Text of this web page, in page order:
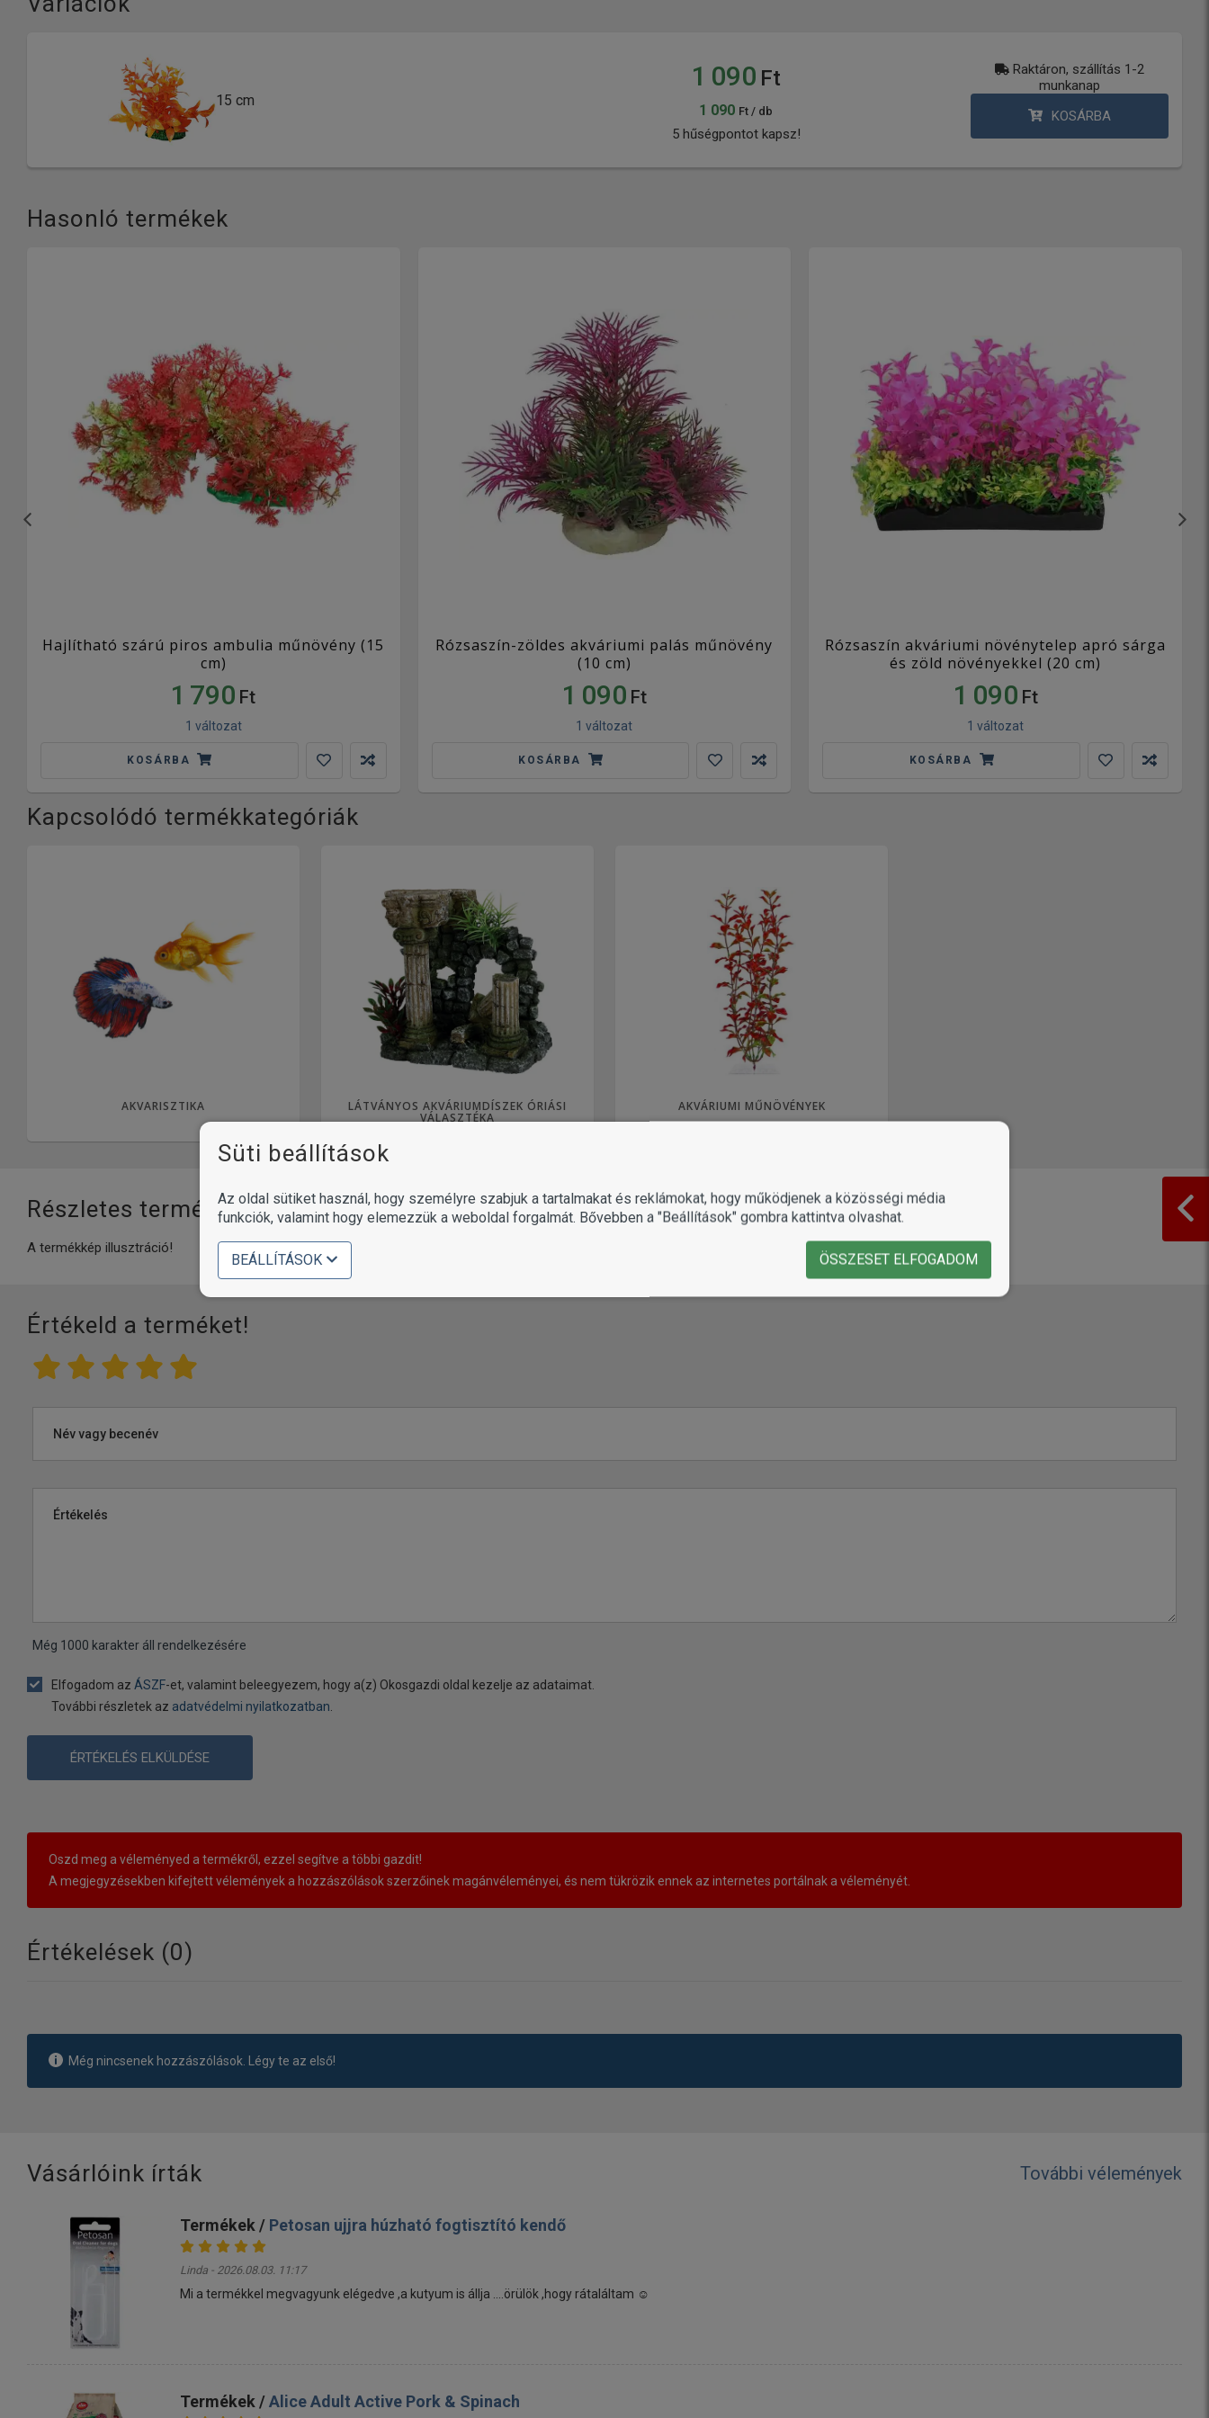
15 cm
1 090 Ft
1 090 Ft / db
5 hűségpontot kapsz!
Raktáron, szállítás 1-2
munkanap
KOSÁRBA
Hasonló termékek
Hajlítható szárú piros ambulia műnövény (15
cm)
1 790 Ft
1 változat
KOSÁRBA
Rózsaszín-zöldes akváriumi palás műnövény
(10 cm)
1 090 Ft
1 változat
KOSÁRBA
Rózsaszín akváriumi növénytelep apró sárga
és zöld növényekkel (20 cm)
1 090 Ft
1 változat
KOSÁRBA
Kapcsolódó termékkategóriák
AKVARISZTIKA LÁTVÁNYOS AKVÁRIUMDÍSZEK ÓRIÁSI
VÁLASZTÉKA
AKVÁRIUMI MŰNÖVÉNYEK
Részletes termékinformációk
A termékkép illusztráció!
Értékeld a terméket!
Név vagy becenév
Értékelés
Még 1000 karakter áll rendelkezésére
Elfogadom az ÁSZF-et, valamint beleegyezem, hogy a(z) Okosgazdi oldal kezelje az adataimat.
További részletek az adatvédelmi nyilatkozatban
ÉRTÉKELÉS ELKÜLDÉSE
Oszd meg a véleményed a termékről, ezzel segítve a többi gazdit!
A megjegyzésekben kifejtett vélemények a hozzászólások szerzőinek magánvéleményei, és nem tükrözik ennek az internetes portálnak a véleményét.
Értékelések (0)
Még nincsenek hozzászólások. Légy te az első!
Vásárlóink írták További vélemények
Termékek / Petosan ujjra húzható fogtisztító kendő
Linda - 2026.08.03. 11:17
Mi a termékkel megvagyunk elégedve ,a kutyum is állja ....örülök ,hogy rátaláltam ☺️
Termékek /Alice Adult Active Pork & Spinach
Süti beállítások
Az oldal sütiket használ, hogy személyre szabjuk a tartalmakat és reklámokat, hogy működjenek a közösségi média
funkciók, valamint hogy elemezzük a weboldal forgalmát. Bővebben a "Beállítások" gombra kattintva olvashat.
BEÁLLÍTÁSOK ÖSSZESET ELFOGADOM